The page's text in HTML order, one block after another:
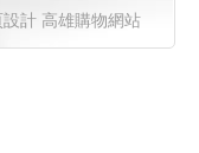
程式設計 線上檢測問